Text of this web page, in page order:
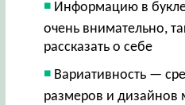
Информацию в
очень внимательно,
рассказать о себе
Вариативность —
размеров и дизайнов